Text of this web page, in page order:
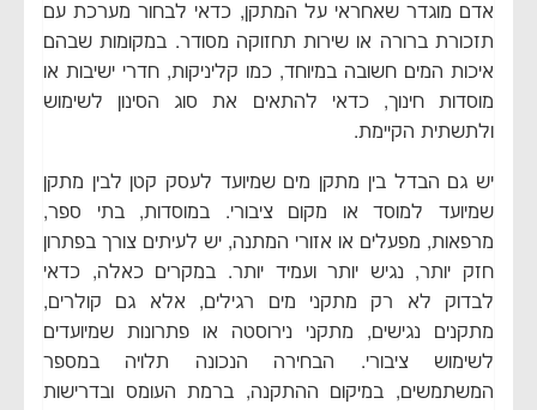
אדם מוגדר שאחראי על המתקן, כדאי לבחור מערכת עם
תזכורת ברורה או שירות תחזוקה מסודר. במקומות שבהם
איכות המים חשובה במיוחד, כמו קליניקות, חדרי ישיבות או
מוסדות חינוך, כדאי להתאים את סוג הסינון לשימוש
ולתשתית הקיימת.
יש גם הבדל בין מתקן מים שמיועד לעסק קטן לבין מתקן
שמיועד למוסד או מקום ציבורי. במוסדות, בתי ספר,
מרפאות, מפעלים או אזורי המתנה, יש לעיתים צורך בפתרון
חזק יותר, נגיש יותר ועמיד יותר. במקרים כאלה, כדאי
לבדוק לא רק מתקני מים רגילים, אלא גם קולרים,
מתקנים נגישים, מתקני נירוסטה או פתרונות שמיועדים
לשימוש ציבורי. הבחירה הנכונה תלויה במספר
המשתמשים, במיקום ההתקנה, ברמת העומס ובדרישות